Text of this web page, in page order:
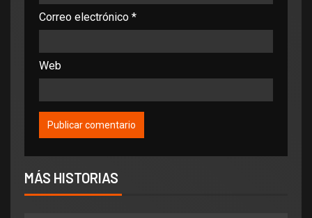
Correo electrónico *
Web
MÁS HISTORIAS